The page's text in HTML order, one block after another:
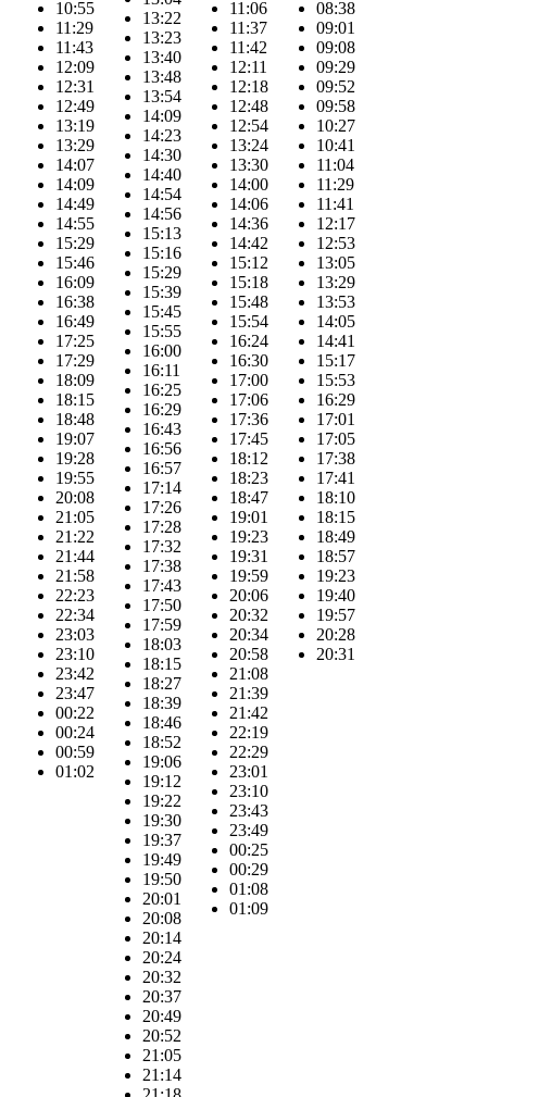
10:55
11:29
11:43
12:09
12:31
12:49
13:19
13:29
14:07
14:09
14:49
14:55
15:29
15:46
16:09
16:38
16:49
17:25
17:29
18:09
18:15
18:48
19:07
19:28
19:55
20:08
21:05
21:22
21:44
21:58
22:23
22:34
23:03
23:10
23:42
23:47
00:22
00:24
00:59
01:02
13:22
13:23
13:40
13:48
13:54
14:09
14:23
14:30
14:40
14:54
14:56
15:13
15:16
15:29
15:39
15:45
15:55
16:00
16:11
16:25
16:29
16:43
16:56
16:57
17:14
17:26
17:28
17:32
17:38
17:43
17:50
17:59
18:03
18:15
18:27
18:39
18:46
18:52
19:06
19:12
19:22
19:30
19:37
19:49
19:50
20:01
20:08
20:14
20:24
20:32
20:37
20:49
20:52
21:05
21:14
11:06
11:37
11:42
12:11
12:18
12:48
12:54
13:24
13:30
14:00
14:06
14:36
14:42
15:12
15:18
15:48
15:54
16:24
16:30
17:00
17:06
17:36
17:45
18:12
18:23
18:47
19:01
19:23
19:31
19:59
20:06
20:32
20:34
20:58
21:08
21:39
21:42
22:19
22:29
23:01
23:10
23:43
23:49
00:25
00:29
01:08
01:09
08:38
09:01
09:08
09:29
09:52
09:58
10:27
10:41
11:04
11:29
11:41
12:17
12:53
13:05
13:29
13:53
14:05
14:41
15:17
15:53
16:29
17:01
17:05
17:38
17:41
18:10
18:15
18:49
18:57
19:23
19:40
19:57
20:28
20:31